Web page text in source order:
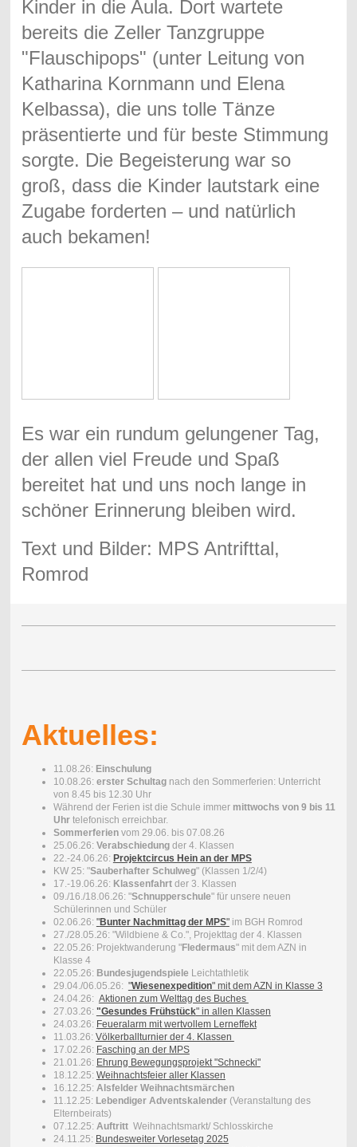
Kinder in die Aula. Dort wartete
bereits die Zeller Tanzgruppe
"Flauschipops" (unter Leitung von
Katharina Kornmann und Elena
Kelbassa), die uns tolle Tänze
präsentierte und für beste Stimmung
sorgte. Die Begeisterung war so
groß, dass die Kinder lautstark eine
Zugabe forderten – und natürlich
auch bekamen!
Es war ein rundum gelungener Tag,
der allen viel Freude und Spaß
bereitet hat und uns noch lange in
schöner Erinnerung bleiben wird.
Text und Bilder: MPS Antrifttal,
Romrod
Aktuelles:
11.08.26: Einschulung
10.08.26: erster Schultagnach den Sommerferien: Unterricht
von 8.45 bis 12.30 Uhr
Während der Ferien ist die Schule immer mittwochs von 9 bis 11
Uhrtelefonisch erreichbar.
Sommerferienvom 29.06. bis 07.08.26
25.06.26: Verabschiedungder 4. Klassen
22.-24.06.26: Projektcircus Hein an der MPS
KW 25: "Sauberhafter Schulweg" (Klassen 1/2/4)
17.-19.06.26: Klassenfahrtder 3. Klassen
09./16./18.06.26: "Schnupperschule" für unsere neuen
Schülerinnen und Schüler
02.06.26: "Bunter Nachmittag der MPS"im BGH Romrod
27./28.05.26: "Wildbiene & Co.", Projekttag der 4. Klassen
22.05.26: Projektwanderung "Fledermaus" mit dem AZN in
Klasse 4
22.05.26: Bundesjugendspiele Leichtathletik
29.04./06.05.26: "Wiesenexpedition" mit dem AZN in Klasse 3
24.04.26: Aktionen zum Welttag des Buches
27.03.26: "Gesundes Frühstück" in allen Klassen
24.03.26: Feueralarm mit wertvollem Lerneffekt
11.03.26: Völkerballturnier der 4. Klassen
17.02.26: Fasching an der MPS
21.01.26: Ehrung Bewegungsprojekt "Schnecki"
18.12.25: Weihnachtsfeier aller Klassen
16.12.25: Alsfelder Weihnachtsmärchen
11.12.25: Lebendiger Adventskalender(Veranstaltung des
Elternbeirats)
07.12.25: Auftritt Weihnachtsmarkt/ Schlosskirche
24.11.25: Bundesweiter Vorlesetag 2025